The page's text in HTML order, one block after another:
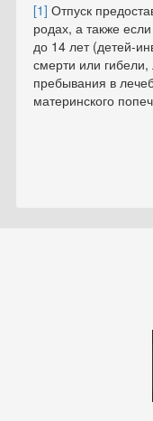
[1] Отпуск
родах, а также
до 14 лет (детей-
смерти или
пребывания в
материнского